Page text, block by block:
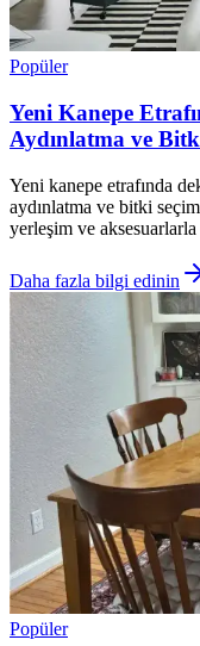
Popüler
Yeni Kanepe
Aydınlatma ve
Yeni kanepe etrafında
aydınlatma ve bitki
yerleşim ve
Daha fazla bilgi edinin
Popüler